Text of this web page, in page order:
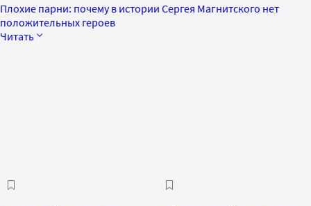
Плохие парни: почему в истории Сергея Магнитского нет
положительных героев
Читать